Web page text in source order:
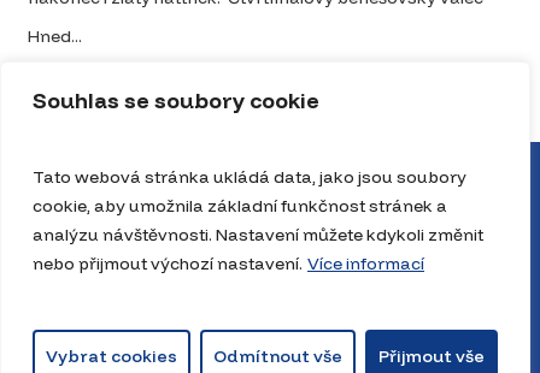
Souhlas se soubory cookie
Tato webová stránka ukládá data, jako jsou soubory
cookie, aby umožnila základní funkčnost stránek a
analýzu návštěvnosti. Nastavení můžete kdykoli změnit
nebo přijmout výchozí nastavení. Více informací
Vybrat cookies Odmítnout vše Přijmout vše
Hned...